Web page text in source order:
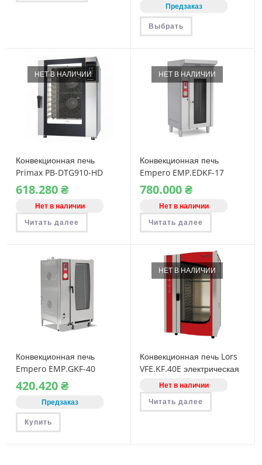
–
273.000 ₴
Предзаказ
Выбрать
Этот
имеет
Опции
можно
выбрать
на
товара.
НЕТ В НАЛИЧИИ
Конвекционная печь
Primax PB-DTG910-HD
газовая
618.280₴
Нет в наличии
Читать далее
НЕТ В НАЛИЧИИ
Конвекционная печь
Empero EMP.EDKF-17
ротационная
электрическая
780.000₴
Нет в наличии
Читать далее
Конвекционная печь
Empero EMP.GKF-40
газовая
420.420₴
Предзаказ
Купить
НЕТ В НАЛИЧИИ
Конвекционная печь Lors
VFE.KF.40E электрическая
Нет в наличии
Читать далее